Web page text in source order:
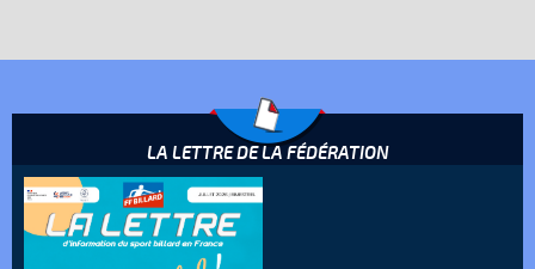
LA LETTRE DE LA FÉDÉRATION